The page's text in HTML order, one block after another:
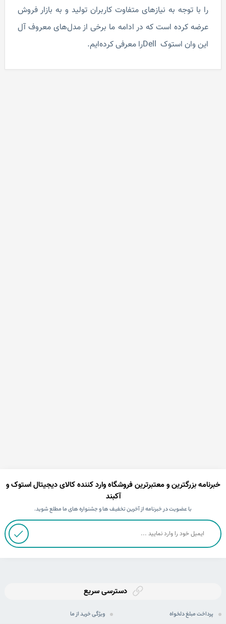
را با توجه به نیازهای متفاوت کاربران تولید و به بازار فروش
عرضه کرده است که در ادامه ما برخی از مدل‌های معروف آل
این وان استوک Dellرا معرفی کرده‌ایم.
خبرنامه بزرگترین و معتبرترین فروشگاه وارد کننده کالای دیجیتال استوک و
آکبند
با عضویت در خبرنامه از آخرین تخفیف ها و جشنواره های ما مطلع شوید.
دسترسی سریع
پرداخت مبلغ دلخواه ویژگی خرید از ما